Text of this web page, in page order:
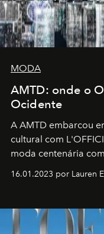
MODA
AMTD: onde o
Ocidente
A AMTD embarcou
cultural com
moda centenária
16.01.2023 por Lauren